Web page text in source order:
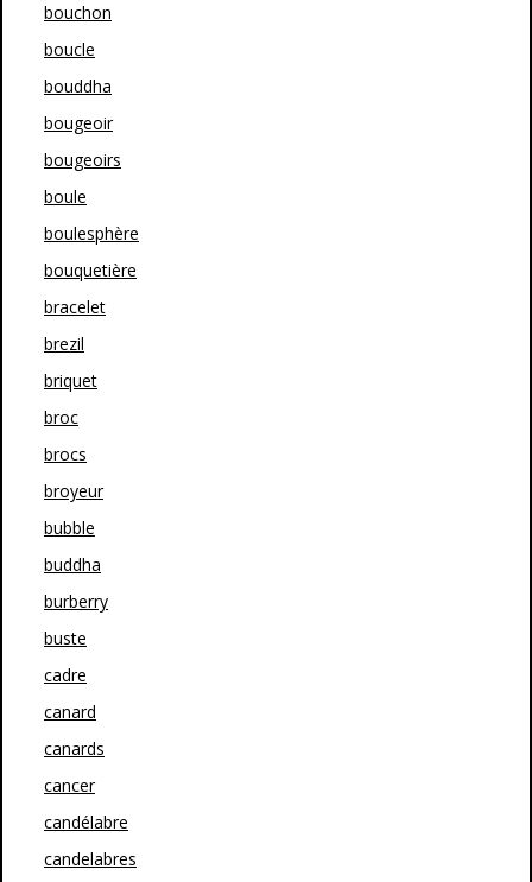
bouchon
boucle
bouddha
bougeoir
bougeoirs
boule
boulesphère
bouquetière
bracelet
brezil
briquet
broc
brocs
broyeur
bubble
buddha
burberry
buste
cadre
canard
canards
cancer
candélabre
candelabres